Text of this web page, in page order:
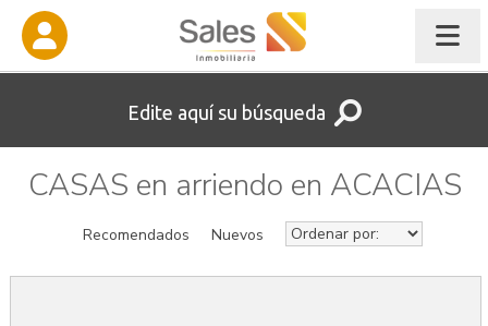
Edite aquí su búsqueda
CASAS en arriendo en ACACIAS
Recomendados Nuevos